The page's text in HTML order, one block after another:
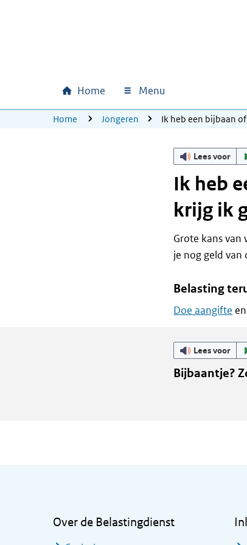
Hoofdnavigatie
Home Menu
U bevindt zich hier:
Home Jongeren Ik heb een bijbaan
Lees voor
Ik heb
krijg ik
Grote kans van
je nog geld van
Belasting
Doe aangifte
Lees voor
Bijbaantje?
Over de Belastingdienst